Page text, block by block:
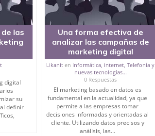
las
digital
su
definir
Una forma efectiva de
analizar las campañas de
marketing digital
Likanit en Informática, internet, Telefonía y
nuevas tecnologías...
0 Respuestas
El marketing basado en datos es
fundamental en la actualidad, ya que
permite a las empresas tomar
decisiones informadas y orientadas al
cliente. Utilizando datos precisos y
análisis, las...